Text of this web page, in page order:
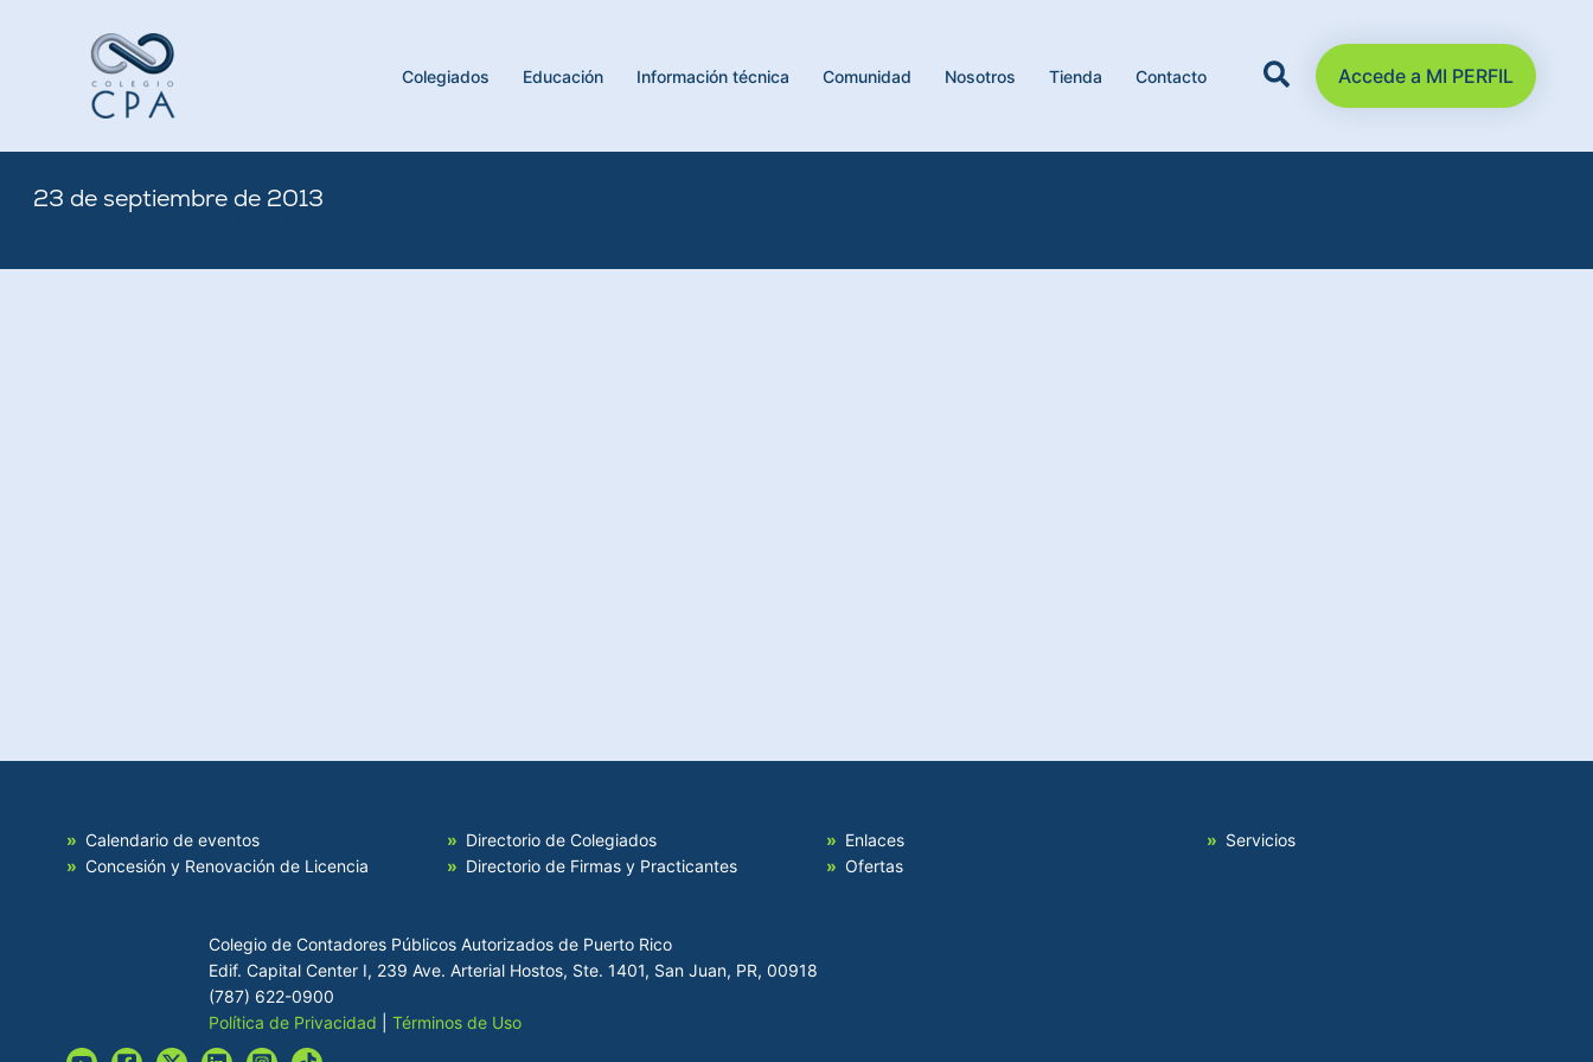
Colegiados Educación Información técnica Comunidad Nosotros Tienda Contacto Accede a MI PERFIL
23 de septiembre de 2013
Calendario de eventos
Concesión y Renovación de Licencia
Directorio de Colegiados
Directorio de Firmas y Practicantes
Enlaces
Ofertas
Servicios
Colegio de Contadores Públicos Autorizados de Puerto Rico
Edif. Capital Center I, 239 Ave. Arterial Hostos, Ste. 1401, San Juan, PR, 00918
(787) 622-0900
Política de Privacidad
Términos de Uso